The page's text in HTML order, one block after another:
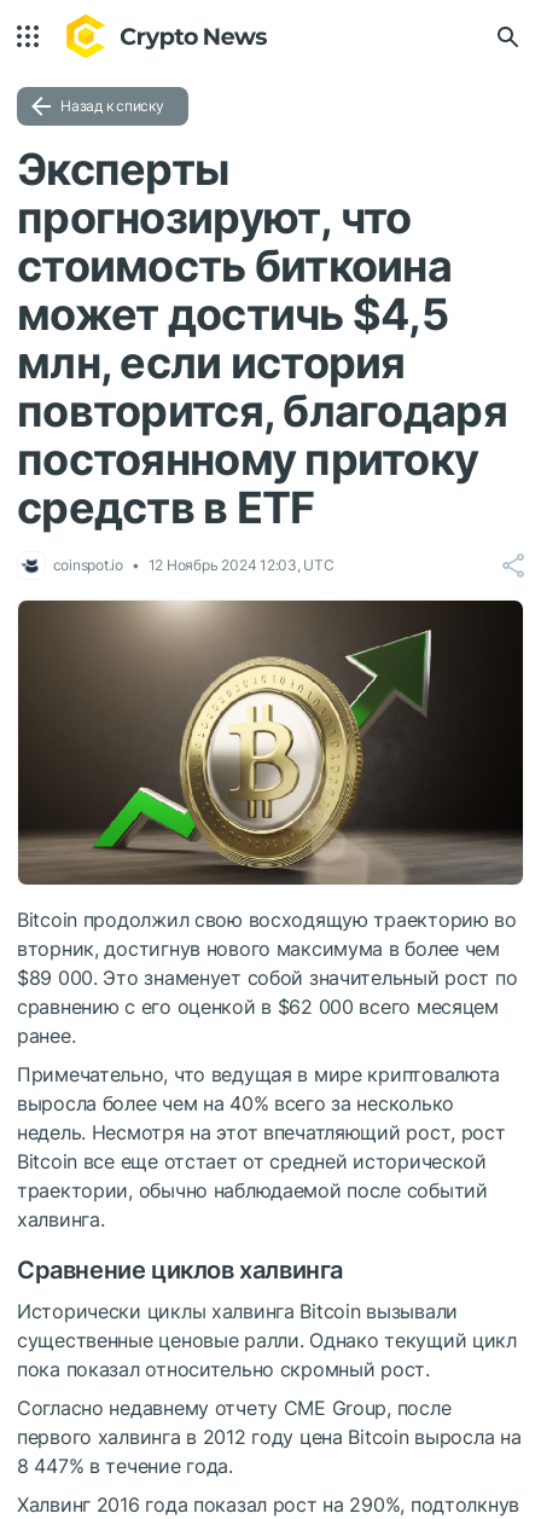
Назад к списку
Эксперты
прогнозируют, что
стоимость биткоина
может достичь $4,5
млн, если история
повторится, благодаря
постоянному притоку
средств в ETF
coinspot.io 12 Ноябрь 2024 12:03, UTC
Bitcoin продолжил свою восходящую траекторию во
вторник, достигнув нового максимума в более чем
$89 000. Это знаменует собой значительный рост по
сравнению с его оценкой в ​​$62 000 всего месяцем
ранее.
Примечательно, что ведущая в мире криптовалюта
выросла более чем на 40% всего за несколько
недель. Несмотря на этот впечатляющий рост, рост
Bitcoin все еще отстает от средней исторической
траектории, обычно наблюдаемой после событий
халвинга.
Сравнение циклов халвинга
Исторически циклы халвинга Bitcoin вызывали
существенные ценовые ралли. Однако текущий цикл
пока показал относительно скромный рост.
Согласно недавнему отчету CME Group, после
первого халвинга в 2012 году цена Bitcoin выросла на
8 447% в течение года.
Халвинг 2016 года показал рост на 290%, подтолкнув